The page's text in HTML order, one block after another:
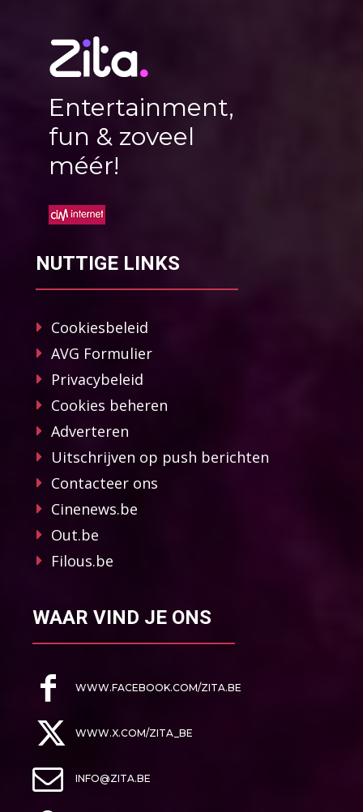
Entertainment,
fun & zoveel
méér!
NUTTIGE LINKS
Cookiesbeleid
AVG Formulier
Privacybeleid
Cookies beheren
Adverteren
Uitschrijven op push berichten
Contacteer ons
Cinenews.be
Out.be
Filous.be
WAAR VIND JE ONS
WWW.FACEBOOK.COM/ZITA.BE
WWW.X.COM/ZITA_BE
INFO@ZITA.BE